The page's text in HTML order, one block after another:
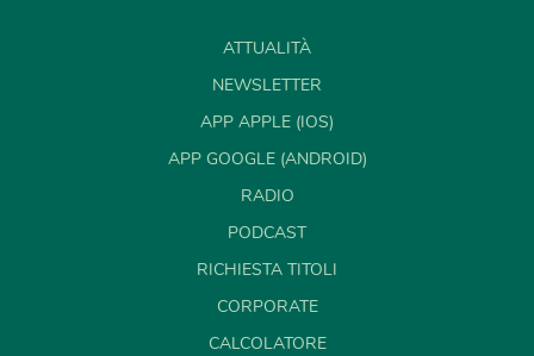
ATTUALITÀ
NEWSLETTER
APP APPLE (IOS)
APP GOOGLE (ANDROID)
RADIO
PODCAST
RICHIESTA TITOLI
CORPORATE
CALCOLATORE